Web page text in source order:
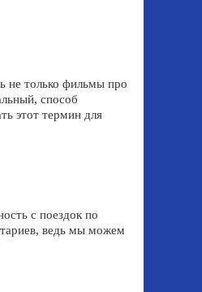
не только фильмы про
способ
этот термин для
с поездок по
ведь мы можем